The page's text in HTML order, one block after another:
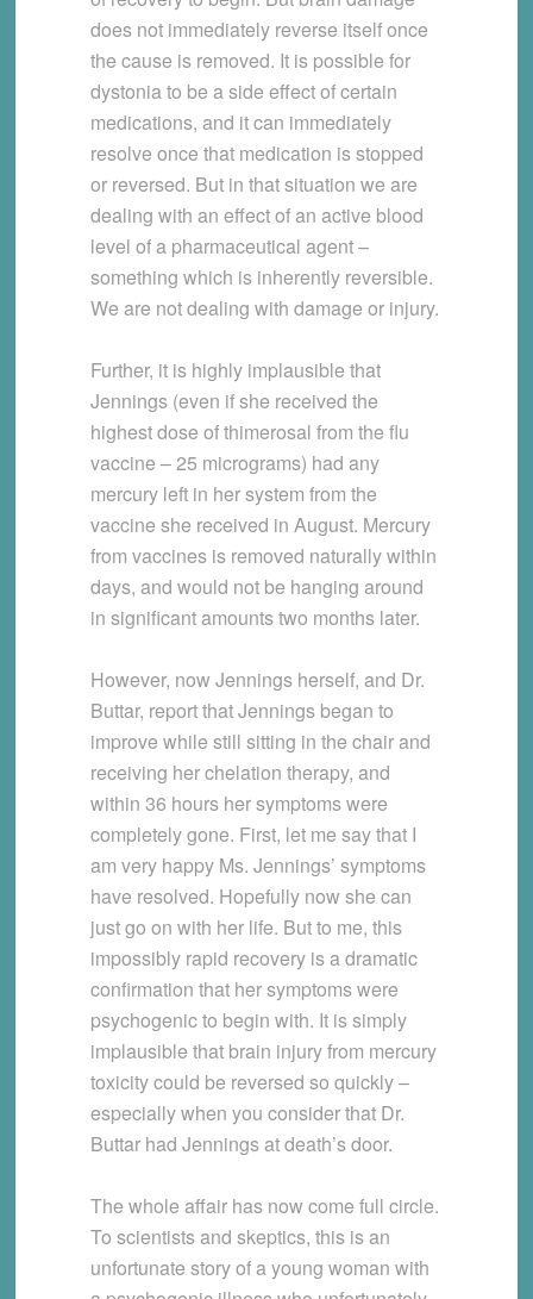
does not immediately reverse itself once
the cause is removed. It is possible for
dystonia to be a side effect of certain
medications, and it can immediately
resolve once that medication is stopped
or reversed. But in that situation we are
dealing with an effect of an active blood
level of a pharmaceutical agent –
something which is inherently reversible.
We are not dealing with damage or injury.
Further, it is highly implausible that
Jennings (even if she received the
highest dose of thimerosal from the flu
vaccine – 25 micrograms) had any
mercury left in her system from the
vaccine she received in August. Mercury
from vaccines is removed naturally within
days, and would not be hanging around
in significant amounts two months later.
However, now Jennings herself, and Dr.
Buttar, report that Jennings began to
improve while still sitting in the chair and
receiving her chelation therapy, and
within 36 hours her symptoms were
completely gone. First, let me say that I
am very happy Ms. Jennings’ symptoms
have resolved. Hopefully now she can
just go on with her life. But to me, this
impossibly rapid recovery is a dramatic
confirmation that her symptoms were
psychogenic to begin with. It is simply
implausible that brain injury from mercury
toxicity could be reversed so quickly –
especially when you consider that Dr.
Buttar had Jennings at death’s door.
The whole affair has now come full circle.
To scientists and skeptics, this is an
unfortunate story of a young woman with